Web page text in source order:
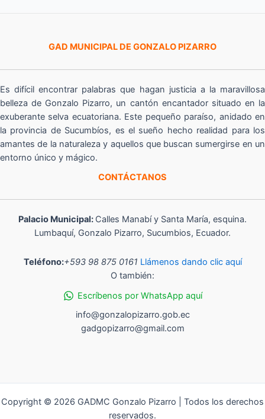
GAD MUNICIPAL DE GONZALO PIZARRO
Es difícil encontrar palabras que hagan justicia a la maravillosa
belleza de Gonzalo Pizarro, un cantón encantador situado en la
exuberante selva ecuatoriana. Este pequeño paraíso, anidado en
la provincia de Sucumbíos, es el sueño hecho realidad para los
amantes de la naturaleza y aquellos que buscan sumergirse en un
entorno único y mágico.
CONTÁCTANOS
Palacio Municipal: Calles Manabí y Santa María, esquina.
Lumbaquí, Gonzalo Pizarro, Sucumbios, Ecuador.
Teléfono:+593 98 875 0161 Llámenos dando clic aquí
O también:
Escríbenos por WhatsApp aquí
info@gonzalopizarro.gob.ec
gadgopizarro@gmail.com
Copyright © 2026 GADMC Gonzalo Pizarro | Todos los derechos
reservados.